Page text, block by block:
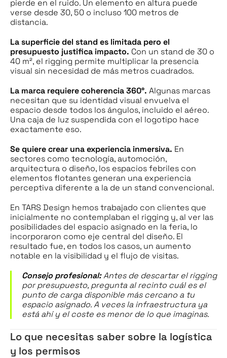
pierde en el ruido. Un elemento en altura puede
verse desde 30, 50 o incluso 100 metros de
distancia.
La superficie del stand es limitada pero el
presupuesto justifica impacto. Con un stand de 30 o
40 m², el rigging permite multiplicar la presencia
visual sin necesidad de más metros cuadrados.
La marca requiere coherencia 360°. Algunas marcas
necesitan que su identidad visual envuelva el
espacio desde todos los ángulos, incluido el aéreo.
Una caja de luz suspendida con el logotipo hace
exactamente eso.
Se quiere crear una experiencia inmersiva. En
sectores como tecnología, automoción,
arquitectura o diseño, los espacios febriles con
elementos flotantes generan una experiencia
perceptiva diferente a la de un stand convencional.
En TARS Design hemos trabajado con clientes que
inicialmente no contemplaban el rigging y, al ver las
posibilidades del espacio asignado en la feria, lo
incorporaron como eje central del diseño. El
resultado fue, en todos los casos, un aumento
notable en la visibilidad y el flujo de visitas.
Consejo profesional:Antes de descartar el rigging
por presupuesto, pregunta al recinto cuál es el
punto de carga disponible más cercano a tu
espacio asignado. A veces la infraestructura ya
está ahí y el coste es menor de lo que imaginas.
Lo que necesitas saber sobre la logística
y los permisos